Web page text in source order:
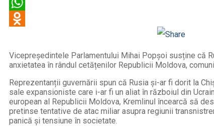
Odnoklassniki
Vicepreședintele Parlamentului Mihai Popșoi susține că
anxietatea în rândul cetățenilor Republicii Moldova,
Reprezentanții guvernării spun că Rusia și-ar fi dorit la
sale expansioniste care i-ar fi un aliat în războiul din
european al Republicii Moldova, Kremlinul încearcă să
pretinse tentative de atac miliar asupra regiunii
panică și tensiune în societate.